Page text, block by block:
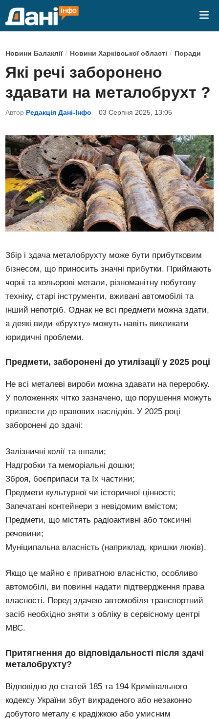
P
o
s
t
i
n
Новини Балаклії/ Новини Харківської області / Поради
Які речі заборонено
здавати на металобрухт ?
Автор Редакція Дані-Інфо 03 Серпня 2025, 13:05
Збір і здача металобрухту може бути прибутковим
бізнесом, що приносить значні прибутки. Приймають
чорні та кольорові метали, різноманітну побутову
техніку, старі інструменти, вживані автомобілі та
інший непотріб. Однак не всі предмети можна здати,
а деякі види «брухту» можуть навіть викликати
юридичні проблеми.
Предмети, заборонені до утилізації у 2025 році
Не всі металеві вироби можна здавати на переробку.
У положеннях чітко зазначено, що порушення можуть
призвести до правових наслідків. У 2025 році
заборонені до здачі:
Залізничні колії та шпали;
Надгробки та меморіальні дошки;
Зброя, боєприпаси та їх частини;
Предмети культурної чи історичної цінності;
Запечатані контейнери з невідомим вмістом;
Предмети, що містять радіоактивні або токсичні
речовини;
Муніципальна власність (наприклад, кришки люків).
Якщо це майно є приватною власністю, особливо
автомобілі, ви повинні надати підтвердження права
власності. Перед здачею автомобіля транспортний
засіб необхідно зняти з обліку в сервісному центрі
МВС.
Притягнення до відповідальності після здачі
металобрухту?
Відповідно до статей 185 та 194 Кримінального
кодексу України збут викраденого або незаконно
добутого металу є крадіжкою або умисним